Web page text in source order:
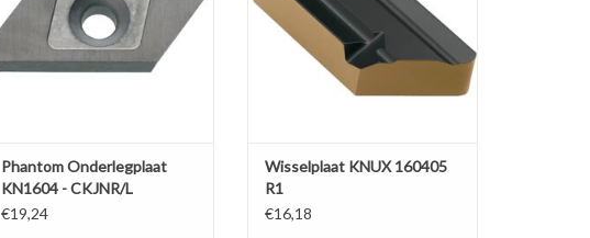
Phantom Onderlegplaat
KN1604 - CKJNR/L
€19,24
Wisselplaat KNUX 160405
R1
€16,18